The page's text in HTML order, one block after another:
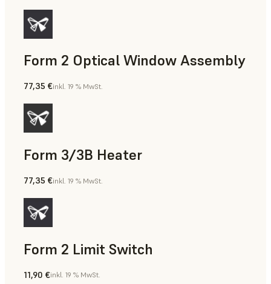
Form 2 Optical Window Assembly
77,35 €inkl. 19 % MwSt.
Form 3/3B Heater
77,35 €inkl. 19 % MwSt.
Form 2 Limit Switch
11,90 €inkl. 19 % MwSt.